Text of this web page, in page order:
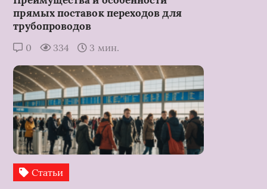
прямых поставок переходов для
трубопроводов
0 334 3 мин.
Статьи